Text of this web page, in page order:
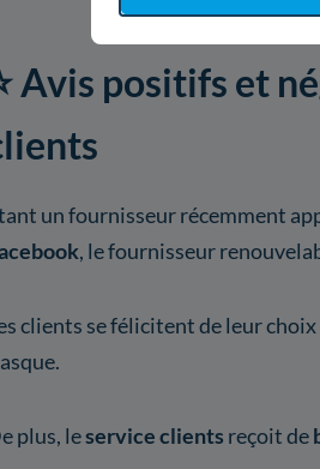
Avis positifs et
un fournisseur récemment
, le fournisseur
clients se félicitent de leur choix
plus, leservice clients reçoit de